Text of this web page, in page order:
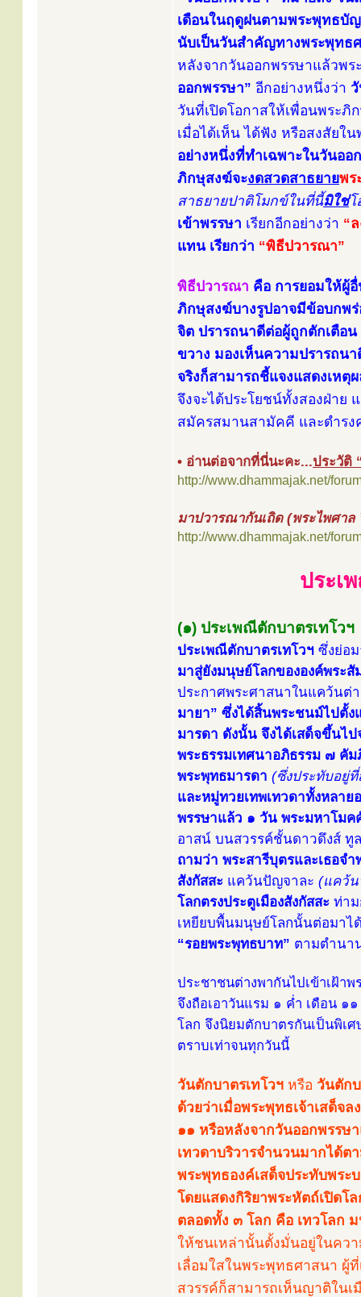
เดือนในฤดูฝนตามพระพุทธบั
นับเป็นวันสำคัญทางพระพุทธ
หลังจากวันออกพรรษาแล้วพ
ออกพรรษา” อีกอย่างหนึ่งว่า
วันที่เปิดโอกาสให้เพื่อนพระ
เมื่อได้เห็น ได้ฟัง หรือสงสัย
อย่างหนึ่งที่ทำเฉพาะในวันอ
ภิกษุสงฆ์จะงดสวดสาธยายพร
สาธยายปาติโมกข์ในที่นี้มิใช่โ
เข้าพรรษา เรียกอีกอย่างว่า “
แทน เรียกว่า “พิธีปวารณา”
พิธีปวารณา คือ การยอมให้ผู้
ภิกษุสงฆ์บางรูปอาจมีข้อบกพร่
จิต ปรารถนาดีต่อผู้ถูกตักเตือ
ขวาง มองเห็นความปรารถน
จริงก็สามารถชี้แจงแสดงเหตุ
จึงจะได้ประโยชน์ทั้งสองฝ่าย
สมัครสมานสามัคคี และดำร
• อ่านต่อจากที่นี่นะคะ...ประวัติ
http://www.dhammajak.net/
มาปวารณากันเถิด (พระไพศาล
http://www.dhammajak.net/
ประเ
(๑) ประเพณีตักบาตรเทโวฯ
ประเพณีตักบาตรเทโวฯ ซึ่งย่อ
มาสู่ยังมนุษย์โลกขององค์พระสั
ประกาศพระศาสนาในแคว้นต่
มายา” ซึ่งได้สิ้นพระชนม์ไปตั้
มารดา ดังนั้น จึงได้เสด็จขึ้นไ
พระธรรมเทศนาอภิธรรม ๗ คัม
พระพุทธมารดา (ซึ่งประทับอยู่
และหมู่ทวยเทพเทวดาทั้งหลา
พรรษาแล้ว ๑ วัน พระมหาโมค
อาสน์ บนสวรรค์ชั้นดาวดึงส์ ทู
ถามว่า พระสารีบุตรและเธอจ
สังกัสสะ แคว้นปัญจาละ (แคว้
โลกตรงประตูเมืองสังกัสสะ ท่าม
เหยียบพื้นมนุษย์โลกนั้นต่อมาไ
“รอยพระพุทธบาท” ตามตำนา
ประชาชนต่างพากันไปเข้าเฝ้า
จึงถือเอาวันแรม ๑ ค่ำ เดือน ๑
โลก จึงนิยมตักบาตรกันเป็นพิเ
ตราบเท่าจนทุกวันนี้
วันตักบาตรเทโวฯ หรือ วันตัก
ด้วยว่าเมื่อพระพุทธเจ้าเสด็จ
๑๑ หรือหลังจากวันออกพรรษ
เทวดาบริวารจำนวนมากได้ต
พระพุทธองค์เสด็จประทับพระ
โดยแสดงกิริยาพระหัตถ์เปิดโ
ตลอดทั้ง ๓ โลก คือ เทวโลก
ให้ชนเหล่านั้นตั้งมั่นอยู่ในคว
เลื่อมใสในพระพุทธศาสนา ผู้
สวรรค์ก็สามารถเห็นญาติใน